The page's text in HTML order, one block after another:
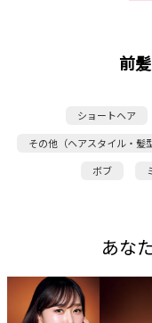
前
ショートヘア
その他（ヘアスタイル・髪型
ボブ
あな